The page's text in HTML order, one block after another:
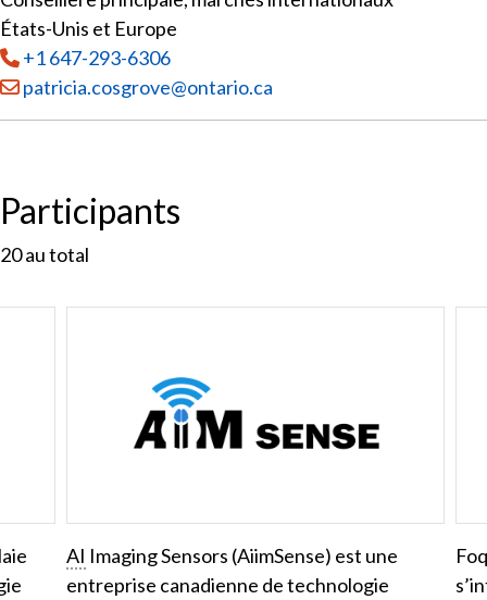
États-Unis et Europe
Tél:
+1 647-293-6306
Courriel :
patricia.cosgrove@ontario.ca
Participants
20au total
AI Imaging Sensors (AiimSense) est une
entreprise canadienne de technologie